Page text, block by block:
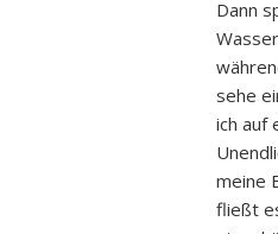
Dann
sehe
ich auf
meine
fließt